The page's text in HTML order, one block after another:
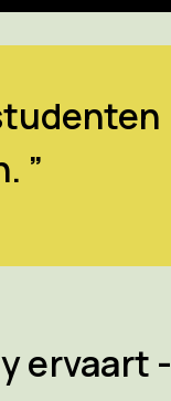
”
ervaart -